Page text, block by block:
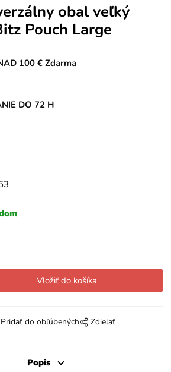
obal veľký
Pouch Large
100 € Zdarma
DO 72 H
Pridať do obľúbených Zdielať
Popis